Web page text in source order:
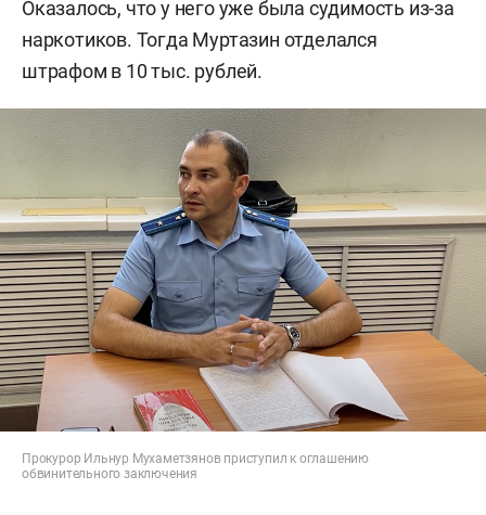
Оказалось, что у него уже была судимость из-за
наркотиков. Тогда Муртазин отделался
штрафом в 10 тыс. рублей.
Прокурор Ильнур Мухаметзянов приступил к оглашению
обвинительного заключения